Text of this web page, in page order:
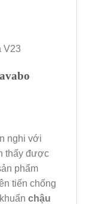
V23
nghi với
thấy được
phẩm
tiến chống
chậu